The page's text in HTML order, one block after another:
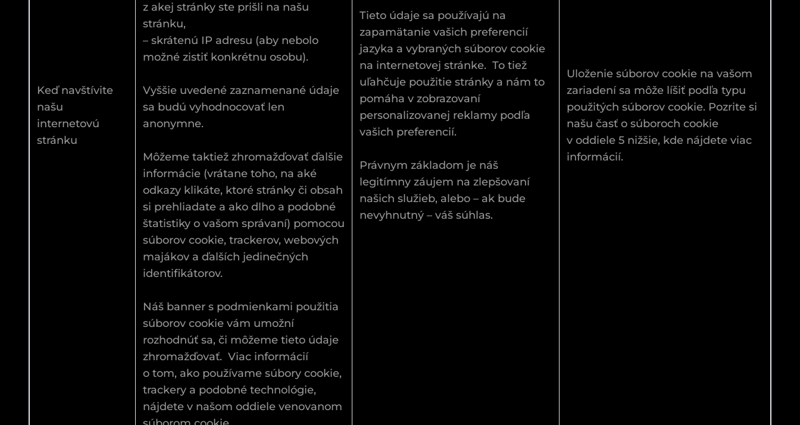
Keď navštívite
našu
internetovú
stránku
z akej stránky ste prišli na našu
stránku,
– skrátenú IP adresu (aby nebolo
možné zistiť konkrétnu osobu).
Vyššie uvedené zaznamenané údaje
sa budú vyhodnocovať len
anonymne.
Môžeme taktiež zhromažďovať ďalšie
informácie (vrátane toho, na aké
odkazy klikáte, ktoré stránky či obsah
si prehliadate a ako dlho a podobné
štatistiky o vašom správaní) pomocou
súborov cookie, trackerov, webových
majákov a ďalších jedinečných
identifikátorov.
Náš banner s podmienkami použitia
súborov cookie vám umožní
rozhodnúť sa, či môžeme tieto údaje
zhromažďovať. Viac informácií
o tom, ako používame súbory cookie,
trackery a podobné technológie,
nájdete v našom oddiele venovanom
Tieto údaje sa používajú na
zapamätanie vašich preferencií
jazyka a vybraných súborov cookie
na internetovej stránke. To tiež
uľahčuje použitie stránky a nám to
pomáha v zobrazovaní
personalizovanej reklamy podľa
vašich preferencií.
Právnym základom je náš
legitímny záujem na zlepšovaní
našich služieb, alebo – ak bude
nevyhnutný – váš súhlas.
Uloženie súborov cookie na vašom
zariadení sa môže líšiť podľa typu
použitých súborov cookie. Pozrite si
našu časť o súboroch cookie
v oddiele 5 nižšie, kde nájdete viac
informácií.